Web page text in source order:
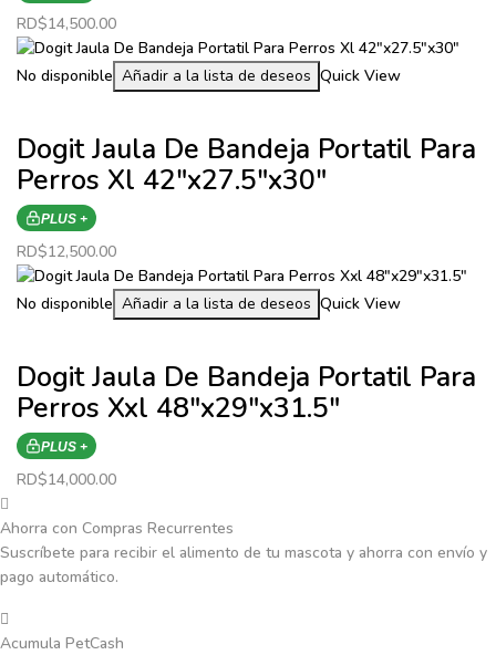
RD$14,500.00
No disponible Añadir a la lista de deseos Quick View
Dogit Jaula De Bandeja Portatil Para
Perros Xl 42″x27.5″x30″
PLUS +
RD$12,500.00
No disponible Añadir a la lista de deseos Quick View
Dogit Jaula De Bandeja Portatil Para
Perros Xxl 48″x29″x31.5″
PLUS +
RD$14,000.00
Ahorra con Compras Recurrentes
Suscríbete para recibir el alimento de tu mascota y ahorra con envío y
pago automático.
Acumula PetCash